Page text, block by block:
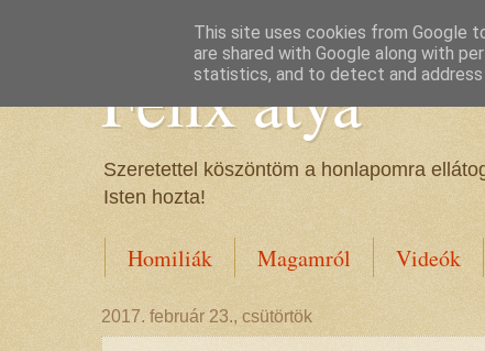
Félix atya
Szeretettel köszöntöm a honlapomra
Isten hozta!
Homiliák Magamról Videók
2017. február 23., csütörtök
This site uses cookies from Google
are shared with Google along with
statistics, and to detect and address